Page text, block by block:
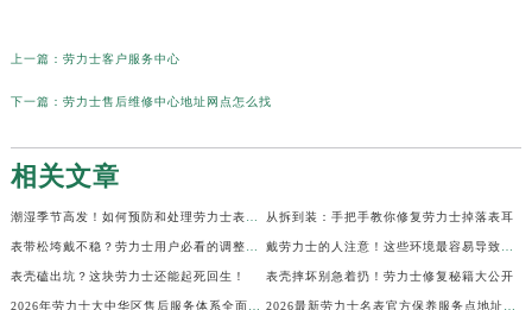
上一篇： 劳力士客户服务中心
下一篇： 劳力士售后维修中心地址网点怎么找
相关文章
潮湿季节高发！如何预防和处理劳力士表盘生锈？ 从拆到装：手把手教你修复劳力士掉落表耳
表带松垮戴不稳？劳力士用户必看的调整秘籍！ 戴劳力士的人注意！这些环境最容易导致生锈
表壳磕出坑？这块劳力士还能起死回生！ 表壳摔坏别急着扔！劳力士修复秘籍大公开
2026年劳力士大中华区售后服务体系全面升级公告（最新电话及地址） 2026最新劳力士名表官方保养服务点地址实地探访报告